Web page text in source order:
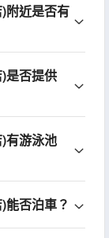
附近是否有
是否提供
有游泳池
能否泊車？